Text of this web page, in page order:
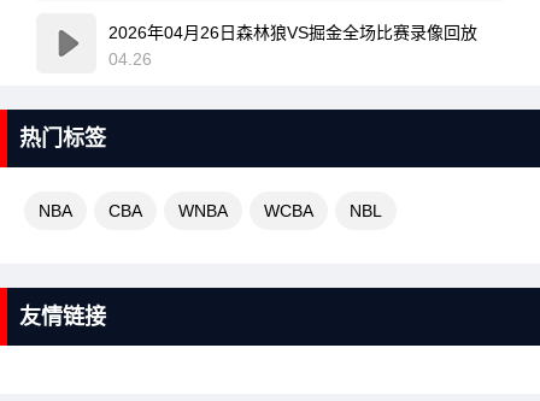
2026年04月26日森林狼VS掘金全场比赛录像回放
04.26
热门标签
NBA CBA WNBA WCBA NBL
友情链接